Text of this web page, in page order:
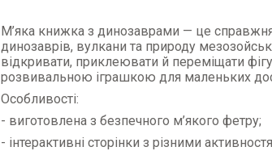
М’яка книжка з динозаврами — це
динозаврів, вулкани та природу
відкривати, приклеювати й переміщати
розвивальною іграшкою для маленьких
Особливості:
- виготовлена з безпечного м’якого фетру;
- інтерактивні сторінки з різними